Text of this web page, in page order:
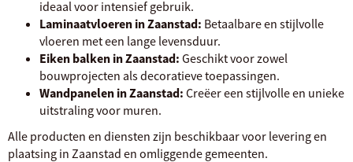
ideaal voor intensief gebruik.
Laminaatvloeren in Zaanstad: Betaalbare en stijlvolle
vloeren met een lange levensduur.
Eiken balken in Zaanstad: Geschikt voor zowel
bouwprojecten als decoratieve toepassingen.
Wandpanelen in Zaanstad: Creëer een stijlvolle en unieke
uitstraling voor muren.
Alle producten en diensten zijn beschikbaar voor levering en
plaatsing in Zaanstad en omliggende gemeenten.